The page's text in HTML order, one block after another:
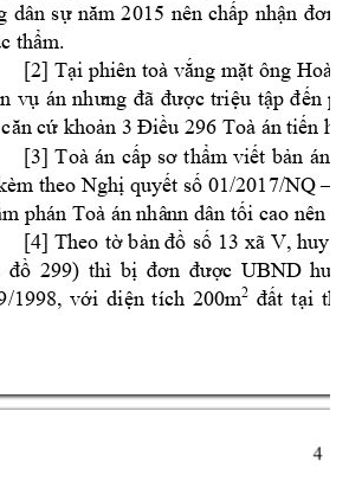
dân sự năm 2015 nên chấp nhận đơn
thẩm.
[2] Tại phiên toà vắng mặt ông
vụ án nhưng đã được triệu tập đến
cứ khoản 3 Điều 296 Toà án tiến
[3] Toà án cấp sơ thẩm viết bản án
theo Nghị quyết số 01/2017/NQ –
phán Toà án nhânn dân tối cao nên
[4] Theo tờ bản đồ số 13 xã V,
đồ 299) thì bị đơn được UBND
1998, với diện tích 200m2 đất tại
4